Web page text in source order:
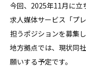
今回、2025年11月に立
求人媒体サービス「プ
担うポジションを募集し
地方拠点では、現状同
願いする予定です。